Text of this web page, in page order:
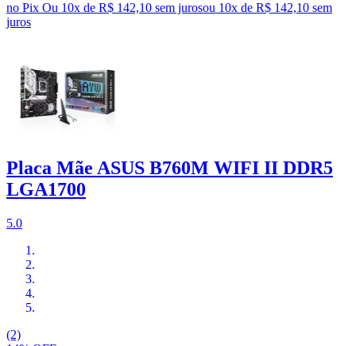
no Pix Ou 10x de R$ 142,10 sem jurosou 10x de R$ 142,10 sem
juros
Placa Mãe ASUS B760M WIFI II DDR5
LGA1700
5.0
(2)